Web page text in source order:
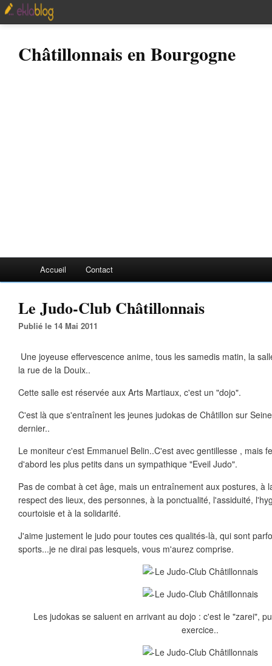
Châtillonnais en Bourgogne
Accueil Contact
Le Judo-Club Châtillonnais
Publié le 14 Mai 2011
Une joyeuse effervescence anime, tous les samedis matin, la
la rue de la Douix..
Cette salle est réservée aux Arts Martiaux, c'est un "dojo".
C'est là que s'entraînent les jeunes judokas de Châtillon sur
dernier..
Le moniteur c'est Emmanuel Belin..C'est avec gentillesse , mais
d'abord les plus petits dans un sympathique "Eveil Judo".
Pas de combat à cet âge, mais un entraînement aux postures, à
respect des lieux, des personnes, à la ponctualité, l'assiduité,
courtoisie et à la solidarité.
J'aime justement le judo pour toutes ces qualités-là, qui sont
sports...je ne dirai pas lesquels, vous m'aurez comprise.
Les judokas se saluent en arrivant au dojo : c'est le "zarei",
exercice..